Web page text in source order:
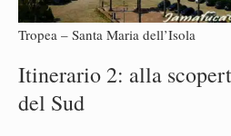
Tropea – Santa Maria dell’Isola
Itinerario 2: alla
del Sud